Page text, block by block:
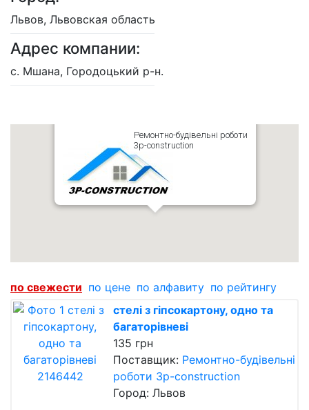
Львов, Львовская область
Адрес компании:
с. Мшана, Городоцький р-н.
Ремонтно-будівельні роботи
3p-construction
по cвежести по цене по алфавиту по рейтингу
стелі з гіпсокартону, одно та
багаторівневі
135 грн
Поставщик: Ремонтно-будівельні
роботи 3p-construction
Город: Львов